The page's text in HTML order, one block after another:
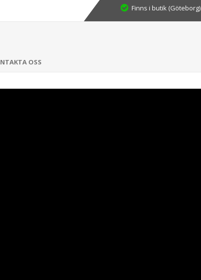
Finns i butik (Göteborg)
OSS